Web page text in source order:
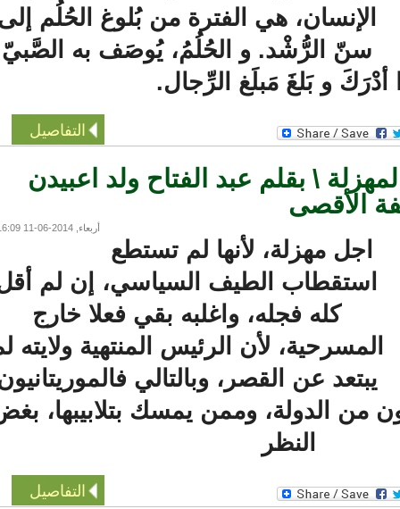
الإنسان، هي الفترة من بُلوغ الحُلُم إلى
سنّ الرُّشْد. و الحُلُمُ، يُوصَف به الصَّبيّ
و بَلغَ مَبلَغ الرِّجال.
التفاصيل
\ بقلم عبد الفتاح ولد اعبيدن
الأقصى
أربعاء, 2014-06-11 16:09
اجل مهزلة، لأنها لم تستطع
استقطاب الطيف السياسي، إن لم أقل
كله فجله، واغلبه بقي فعلا خارج
لأن الرئيس المنتهية ولايته لم
يبتعد عن القصر، وبالتالي فالموريتانيون
الدولة، وممن يمسك بتلابيبها، بغض
النظر
التفاصيل